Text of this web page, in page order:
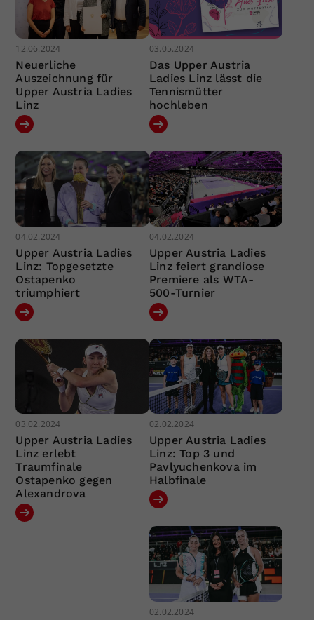
12.06.2024
Neuerliche
Auszeichnung für
Upper Austria Ladies
Linz
03.05.2024
Das Upper Austria
Ladies Linz lässt die
Tennismütter
hochleben
04.02.2024
Upper Austria Ladies
Linz: Topgesetzte
Ostapenko
triumphiert
04.02.2024
Upper Austria Ladies
Linz feiert grandiose
Premiere als WTA-
500-Turnier
03.02.2024
Upper Austria Ladies
Linz erlebt
Traumfinale
Ostapenko gegen
Alexandrova
02.02.2024
Upper Austria Ladies
Linz: Top 3 und
Pavlyuchenkova im
Halbfinale
02.02.2024